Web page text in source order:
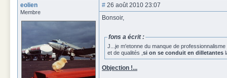
eolien
Membre
# 26 août 2010 23:07
Bonsoir,
fons a écrit :
J...je m'etonne du manque de
et de qualités , si on se conduit en dilletantes
Objection !...